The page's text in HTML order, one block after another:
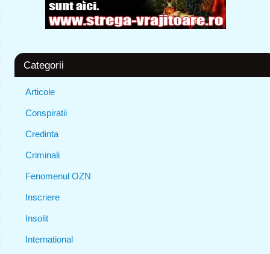
Categorii
Articole
Conspiratii
Credinta
Criminali
Fenomenul OZN
Inscriere
Insolit
International